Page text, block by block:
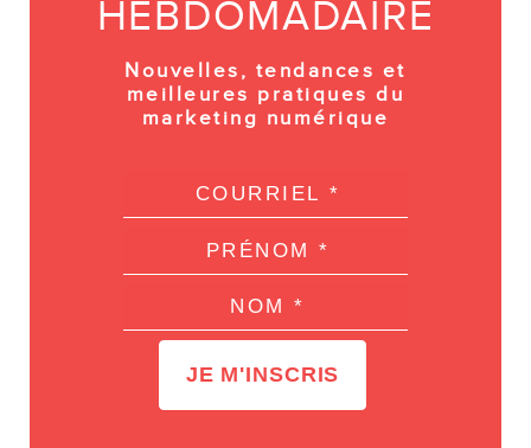
HEBDOMADAIRE
Nouvelles, tendances et
meilleures pratiques du
marketing numérique